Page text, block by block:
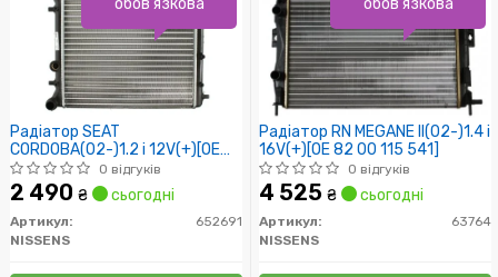
Радіатор SEAT
CORDOBA(02-)1.2 i 12V(+)[OE
6Q0.121.253 AE]0 відгуків
2 490 ₴ сьогодні
Артикул:
652691
NISSENS
обов'язкова
Радіатор RN MEGANE II(02-)1.4 i
16V(+)[OE 82 00 115 541]
0 відгуків
4 525 ₴ сьогодні
Артикул:
63764
NISSENS
обов'язкова